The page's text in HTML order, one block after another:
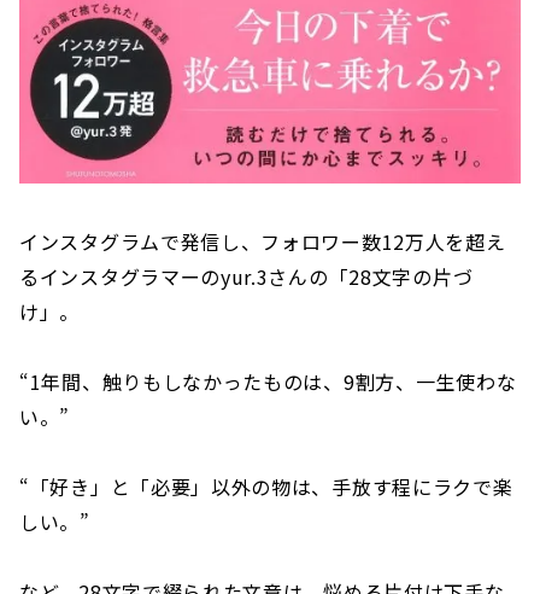
インスタグラムで発信し、フォロワー数12万人を超え
るインスタグラマーのyur.3さんの「28文字の片づ
け」。
“1年間、触りもしなかったものは、9割方、一生使わな
い。”
“「好き」と「必要」以外の物は、手放す程にラクで楽
しい。”